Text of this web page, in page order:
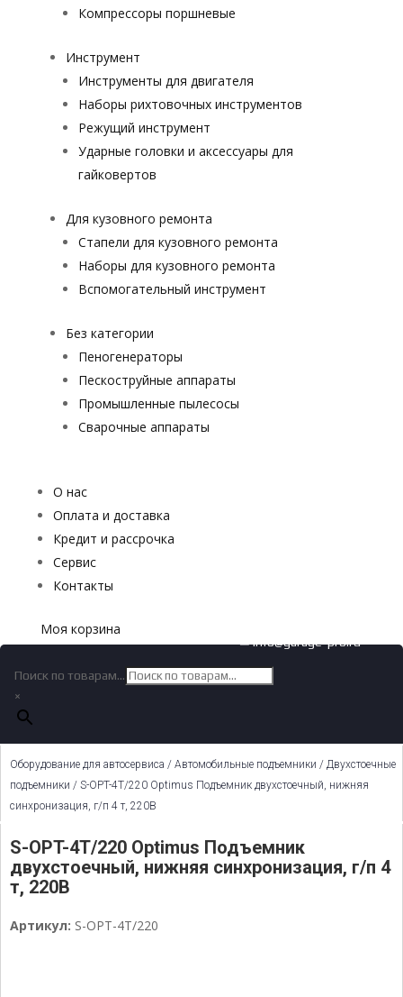
Компрессоры поршневые
Инструмент
Инструменты для двигателя
Наборы рихтовочных инструментов
Режущий инструмент
Ударные головки и аксессуары для
гайковертов
Для кузовного ремонта
Стапели для кузовного ремонта
Наборы для кузовного ремонта
Вспомогательный инструмент
Без категории
Пеногенераторы
Пескоструйные аппараты
Промышленные пылесосы
Сварочные аппараты
О нас
Оплата и доставка
Кредит и рассрочка
Сервис
Контакты
Моя корзина
✉ info@garage-pro.ru
Поиск по товарам...
×
Оборудование для автосервиса / Автомобильные подъемники / Двухстоечные
подъемники / S-OPT-4T/220 Optimus Подъемник двухстоечный, нижняя
синхронизация, г/п 4 т, 220В
S-OPT-4T/220 Optimus Подъемник
двухстоечный, нижняя синхронизация, г/п 4
т, 220В
Артикул: S-OPT-4T/220